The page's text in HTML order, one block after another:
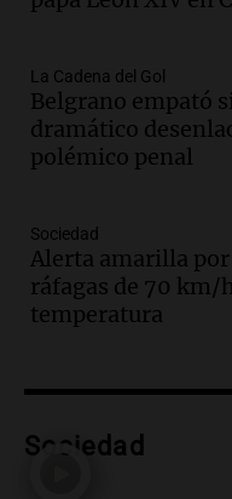
Noticias Rosario
Audio.
Federal por
Córdoba y
Panorama Federal
Audio.
en Córdoba:
hoy
Noticias
solidaria que
Radioinforme 3
La Cadena del Gol
Belgrano empató
dramático
polémico penal
Sociedad
Alerta amarilla
ráfagas de 70 km/
temperatura
Sociedad